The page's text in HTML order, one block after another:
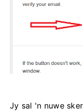
Jy sal 'n nuwe